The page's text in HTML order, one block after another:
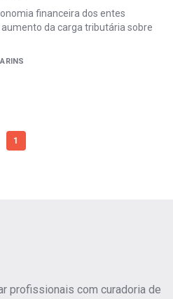
financeira dos entes
da carga tributária sobre
1
profissionais com curadoria de